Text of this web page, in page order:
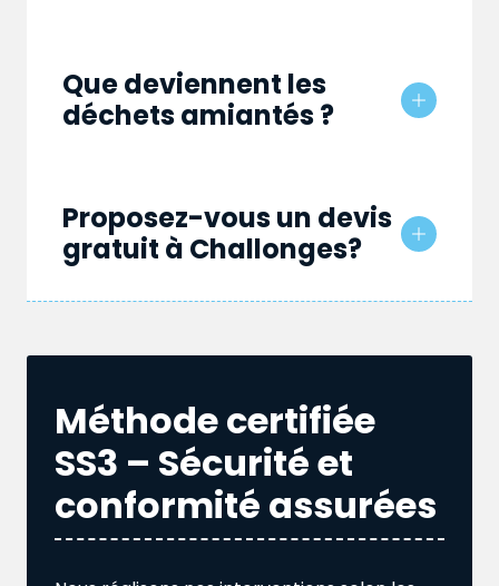
Que deviennent les
déchets amiantés ?
Proposez-vous un devis
gratuit à Challonges?
Méthode certifiée
SS3 – Sécurité et
conformité assurées